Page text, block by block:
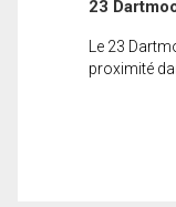
23
Le 23
proximité